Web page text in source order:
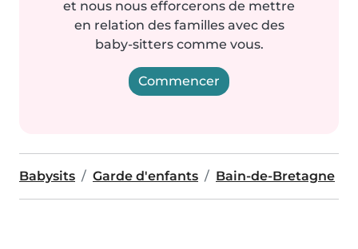
et nous nous efforcerons de mettre
en relation des familles avec des
baby-sitters comme vous.
Commencer
Babysits Garde d'enfants Bain-de-Bretagne